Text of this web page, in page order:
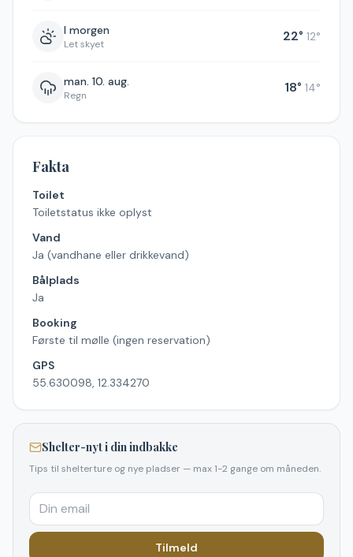
I morgen
Let skyet 22° 12°
man. 10. aug.
Regn 18° 14°
Fakta
Toilet
Toiletstatus ikke oplyst
Vand
Ja (vandhane eller drikkevand)
Bålplads
Ja
Booking
Første til mølle (ingen reservation)
GPS
55.630098, 12.334270
Shelter-nyt i din indbakke
Tips til shelterture og nye pladser — max 1-2 gange om måneden.
Tilmeld